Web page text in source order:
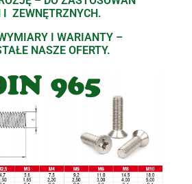
I ZEWNĘTRZNYCH.
I WARIANTY –
NASZE OFERTY.